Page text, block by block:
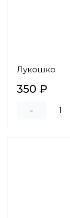
Лукошко
350 ₽
-